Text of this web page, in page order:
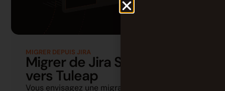
MIGRER DEPUIS JIRA
Migrer de Jira Software
vers Tuleap
Vous envisagez une migration ou souhaitez